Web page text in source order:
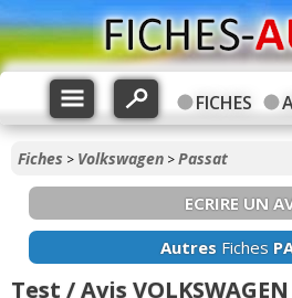
FICHES
Fiches > Volkswagen >Passat
ECRIRE UN
AutresFiches
Test / Avis